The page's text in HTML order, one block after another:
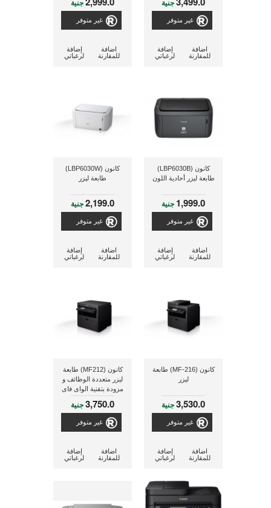
جنية
غير متوفر
إضافة
لرغباتي
اضافة
للمقارنة
جنية
غير متوفر
إضافة
لرغباتي
اضافة
للمقارنة
كانون (LBP6030B)
طابعة ليزر أحادية اللون
1,999.0 جنية
غير متوفر
إضافة
لرغباتي
اضافة
للمقارنة
كانون (LBP6030W)
طابعة ليزر
2,199.0جنية
غير متوفر
إضافة
لرغباتي
اضافة
للمقارنة
كانون (MF-216) طابعة
ليزر
3,530.0جنية
غير متوفر
إضافة
لرغباتي
اضافة
للمقارنة
كانون (MF212) طابعة
ليزر متعددة الوظائف و
مزودة بتقنية الواى فاى
3,750.0جنية
غير متوفر
إضافة
لرغباتي
اضافة
للمقارنة